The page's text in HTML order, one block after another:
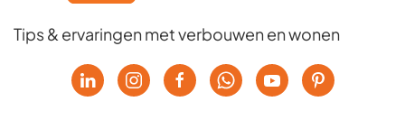
Tips & ervaringen met verbouwen en wonen